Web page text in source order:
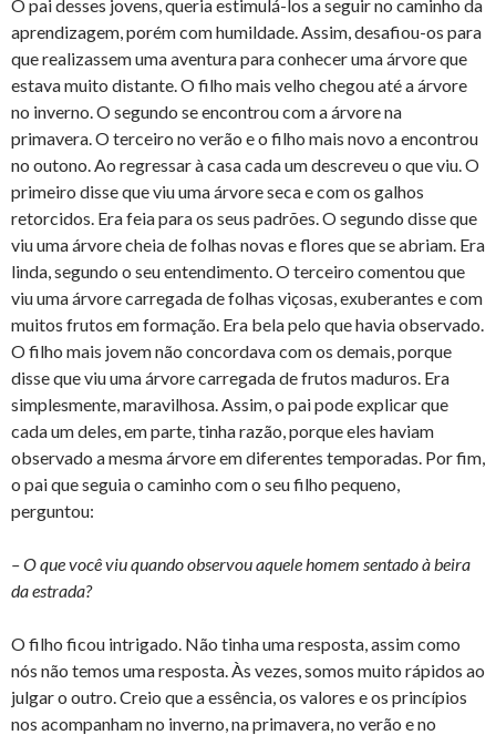
O pai desses jovens, queria estimulá-los a seguir no caminho da
aprendizagem, porém com humildade. Assim, desafiou-os para
que realizassem uma aventura para conhecer uma árvore que
estava muito distante. O filho mais velho chegou até a árvore
no inverno. O segundo se encontrou com a árvore na
primavera. O terceiro no verão e o filho mais novo a encontrou
no outono. Ao regressar à casa cada um descreveu o que viu. O
primeiro disse que viu uma árvore seca e com os galhos
retorcidos. Era feia para os seus padrões. O segundo disse que
viu uma árvore cheia de folhas novas e flores que se abriam. Era
linda, segundo o seu entendimento. O terceiro comentou que
viu uma árvore carregada de folhas viçosas, exuberantes e com
muitos frutos em formação. Era bela pelo que havia observado.
O filho mais jovem não concordava com os demais, porque
disse que viu uma árvore carregada de frutos maduros. Era
simplesmente, maravilhosa. Assim, o pai pode explicar que
cada um deles, em parte, tinha razão, porque eles haviam
observado a mesma árvore em diferentes temporadas. Por fim,
o pai que seguia o caminho com o seu filho pequeno,
perguntou:
– O que você viu quando observou aquele homem sentado à beira
da estrada?
O filho ficou intrigado. Não tinha uma resposta, assim como
nós não temos uma resposta. Às vezes, somos muito rápidos ao
julgar o outro. Creio que a essência, os valores e os princípios
nos acompanham no inverno, na primavera, no verão e no